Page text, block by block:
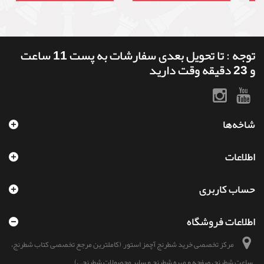
توجه : تا تحویل بعدی سفارشات به پست 11 ساعت
و 23 دقیقه وقت دارید
شاخه‌ها
اطلاعات
حساب کاربری
اطلاعات فروشگاه
مرکز تخصصی خرید شطرنج آچمز استور, (کاملترین مرجع تخصصی کتاب شطرنج،